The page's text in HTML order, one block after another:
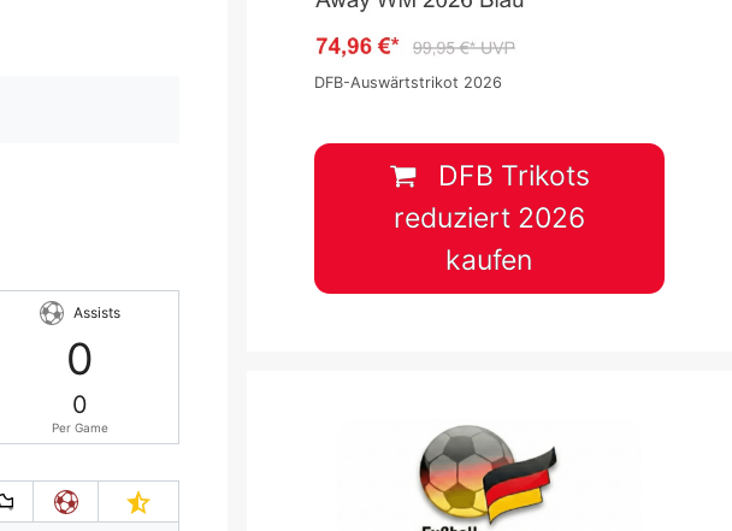
Assists
0
0
Per Game
DFB-Auswärtstrikot 2026
DFB Trikots
reduziert 2026
kaufen